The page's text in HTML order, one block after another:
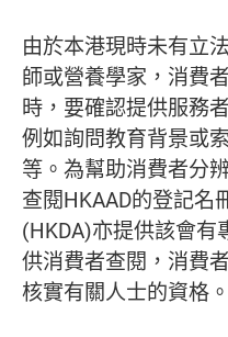
由於本港現時未有立
師或營養學家，消費
時，要確認提供服務
例如詢問教育背景或
等。為幫助消費者分
查閱HKAAD的登記名
(HKDA)亦提供該會有
供消費者查閱，消費
核實有關人士的資格。